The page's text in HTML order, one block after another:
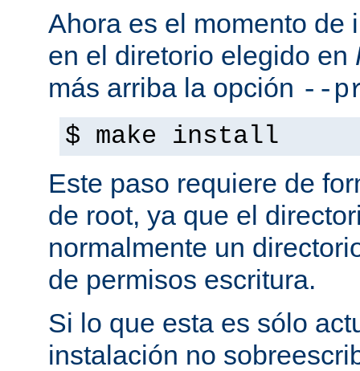
Ahora es el momento de
en el diretorio elegido en
más arriba la opción --
$ make install
Este paso requiere de
de root, ya que el
normalmente un
de permisos escritura.
Si lo que esta es sólo
instalación no